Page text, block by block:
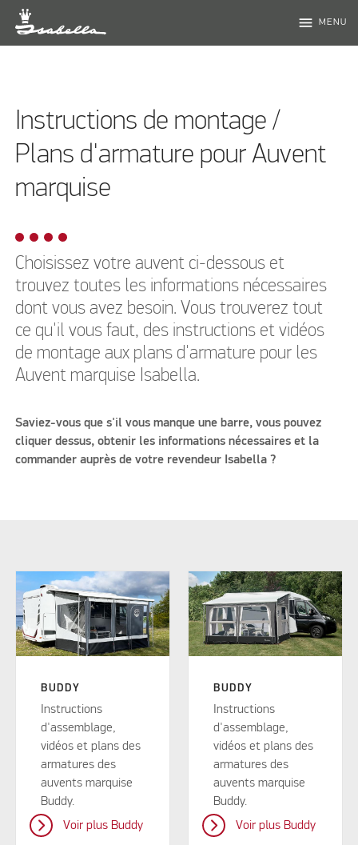
menu MENU
Instructions de montage /
Plans d'armature pour Auvent
marquise
Choisissez votre auvent ci-dessous et
trouvez toutes les informations nécessaires
dont vous avez besoin. Vous trouverez tout
ce qu'il vous faut, des instructions et vidéos
de montage aux plans d'armature pour les
Auvent marquise Isabella.
Saviez-vous que s'il vous manque une barre, vous pouvez
cliquer dessus, obtenir les informations nécessaires et la
commander auprès de votre revendeur Isabella ?
BUDDY
Instructions
d'assemblage,
vidéos et plans des
armatures des
auvents marquise
Buddy.
Voir plus Buddy
BUDDY
Instructions
d'assemblage,
vidéos et plans des
armatures des
auvents marquise
Buddy.
Voir plus Buddy